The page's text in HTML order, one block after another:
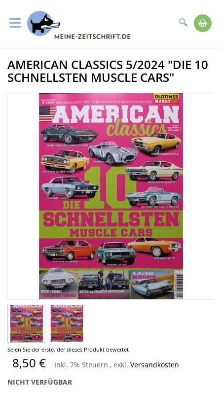
Suche
zum
Inhalt
Seien Sie der erste, der dieses Produkt bewertet
8,50 € Inkl. 7% Steuern , exkl. Versandkosten
NICHT VERFÜGBAR
Zum
Ende
der
Bildergalerie
AMERICAN CLASSICS 5/2024 "DIE 10
SCHNELLSTEN MUSCLE CARS"
Zum
Anfang
der
Bildergalerie
springen